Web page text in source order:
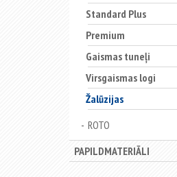
Standard Plus
Premium
Gaismas tuneļi
Virsgaismas logi
Žalūzijas
ROTO
PAPILDMATERIĀLI